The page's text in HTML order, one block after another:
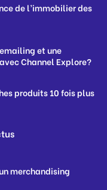
de l’immobilier des
et une
Channel Explore?
produits 10 fois plus
merchandising